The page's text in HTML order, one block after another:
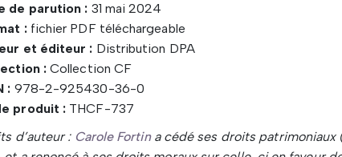
de parution : 31 mai 2024
:fichier PDF téléchargeable
et éditeur : Distribution DPA
:Collection CF
: 978-2-925430-36-0
produit : THCF-737
d’auteur : Carole Fortina cédé ses droits